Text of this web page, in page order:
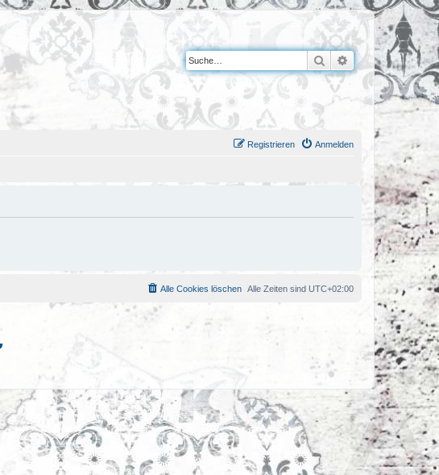
Suche Erweiterte Suche
Anmelden
Registrieren
Alle Zeiten sind UTC+02:00
Alle Cookies löschen